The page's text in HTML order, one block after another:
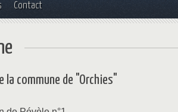
Contact
commune de "Orchies"